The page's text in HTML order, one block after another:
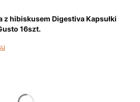
z hibiskusem Digestiva Kapsułki
16szt.